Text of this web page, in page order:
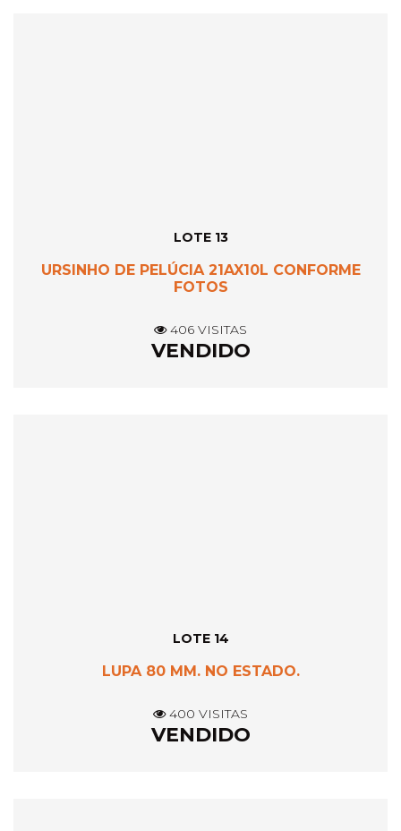
LOTE 13
URSINHO DE PELÚCIA 21AX10L CONFORME
FOTOS
406 VISITAS
VENDIDO
LOTE 14
LUPA 80 MM. NO ESTADO.
400 VISITAS
VENDIDO